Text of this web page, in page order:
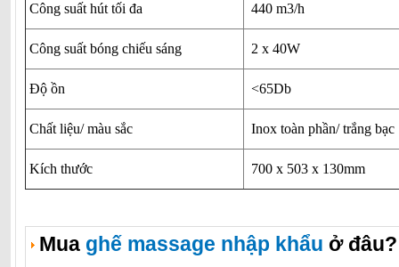
Công suất hút tối đa 440 m3/h
Công suất bóng chiếu sáng 2 x 40W
Độ ồn <65Db
Chất liệu/ màu sắc Inox toàn phần/ trắng bạc
Kích thước 700 x 503 x 130mm
Mua ghế massage nhập khẩu ở đâu?